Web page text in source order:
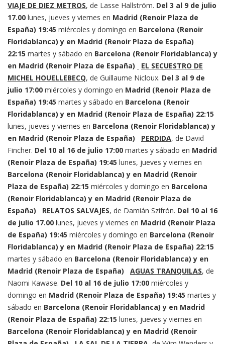
VIAJE DE DIEZ METROS, de Lasse Hallström. Del 3 al 9 de julio
17.00 lunes, jueves y viernes en Madrid (Renoir Plaza de
España) 19:45 miércoles y domingo en Barcelona (Renoir
Floridablanca) y en Madrid (Renoir Plaza de España)
22:15 martes y sábado en Barcelona (Renoir Floridablanca) y
en Madrid (Renoir Plaza de España)
EL SECUESTRO DE
MICHEL HOUELLEBECQ, de Guillaume Nicloux. Del 3 al 9 de
julio 17:00 miércoles y domingo en Madrid (Renoir Plaza de
España) 19:45 martes y sábado en Barcelona (Renoir
Floridablanca) y en Madrid (Renoir Plaza de España) 22:15
lunes, jueves y viernes en Barcelona (Renoir Floridablanca) y
en Madrid (Renoir Plaza de España)
PERDIDA, de David
Fincher. Del 10 al 16 de julio 17:00 martes y sábado en Madrid
(Renoir Plaza de España) 19:45 lunes, jueves y viernes en
Barcelona (Renoir Floridablanca) y en Madrid (Renoir
Plaza de España) 22:15 miércoles y domingo en Barcelona
(Renoir Floridablanca) y en Madrid (Renoir Plaza de
España)
RELATOS SALVAJES, de Damián Szifrón. Del 10 al 16
de julio 17.00 lunes, jueves y viernes en Madrid (Renoir Plaza
de España) 19:45 miércoles y domingo en Barcelona (Renoir
Floridablanca) y en Madrid (Renoir Plaza de España) 22:15
martes y sábado en Barcelona (Renoir Floridablanca) y en
Madrid (Renoir Plaza de España)
AGUAS TRANQUILAS, de
Naomi Kawase. Del 10 al 16 de julio 17:00 miércoles y
domingo en Madrid (Renoir Plaza de España) 19:45 martes y
sábado en Barcelona (Renoir Floridablanca) y en Madrid
(Renoir Plaza de España) 22:15 lunes, jueves y viernes en
Barcelona (Renoir Floridablanca) y en Madrid (Renoir